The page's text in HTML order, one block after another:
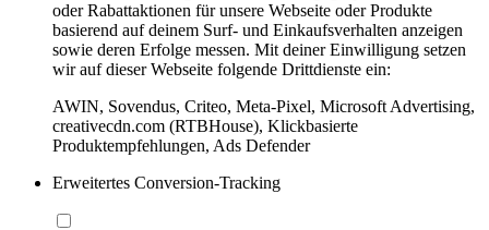
oder Rabattaktionen für unsere Webseite oder Produkte
basierend auf deinem Surf- und Einkaufsverhalten anzeigen
sowie deren Erfolge messen. Mit deiner Einwilligung setzen
wir auf dieser Webseite folgende Drittdienste ein:
AWIN, Sovendus, Criteo, Meta-Pixel, Microsoft Advertising,
creativecdn.com (RTBHouse), Klickbasierte
Produktempfehlungen, Ads Defender
Erweitertes Conversion-Tracking